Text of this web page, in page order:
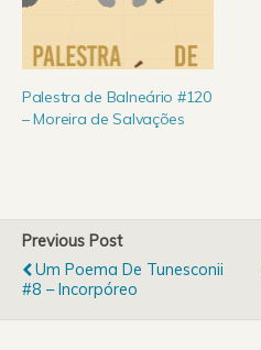
Palestra de Balneário #120
– Moreira de Salvações
Previous Post
Um Poema De Tunesconii
#8 – Incorpóreo